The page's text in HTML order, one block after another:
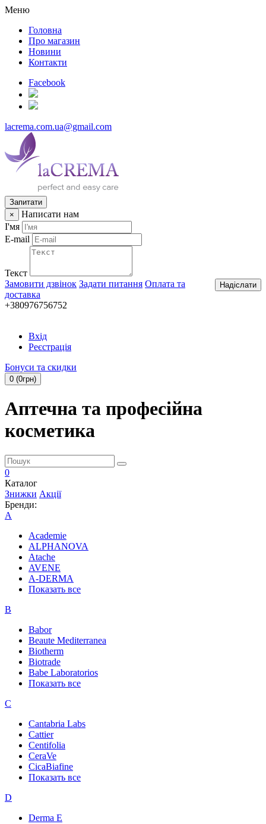
Меню
Головна
Про магазин
Новини
Контакти
Facebook
lacrema.com.ua@gmail.com
Запитати
×
Написати нам
І'мя
E-mail
Текст
Надіслати
Замовити дзвінок Задати питання Оплата та
доставка
+380976756752
Вхід
Реєстрація
Бонуси та скидки
0 (0грн)
Аптечна та професійна
косметика
0
Каталог
Знижки Акції
Бренди:
A
Academie
ALPHANOVA
Atache
AVENE
A-DERMA
Показать все
B
Babor
Beaute Mediterranea
Biotherm
Biotrade
Babe Laboratorios
Показать все
C
Cantabria Labs
Cattier
Centifolia
CeraVe
CicaBiafine
Показать все
D
Derma E